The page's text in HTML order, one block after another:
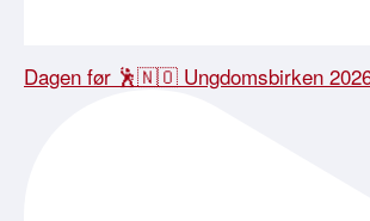
Dagen før 🕺🇳🇴 Ungdomsbirken